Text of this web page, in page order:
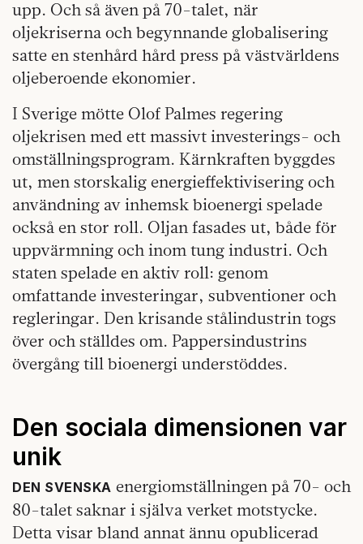
upp. Och så även på 70-talet, när
oljekriserna och begynnande globalisering
satte en stenhård hård press på västvärldens
oljeberoende ekonomier.
I Sverige mötte Olof Palmes regering
oljekrisen med ett massivt investerings- och
omställningsprogram. Kärnkraften byggdes
ut, men storskalig energieffektivisering och
användning av inhemsk bioenergi spelade
också en stor roll. Oljan fasades ut, både för
uppvärmning och inom tung industri. Och
staten spelade en aktiv roll: genom
omfattande investeringar, subventioner och
regleringar. Den krisande stålindustrin togs
över och ställdes om. Pappersindustrins
övergång till bioenergi understöddes.
Den sociala dimensionen var
unik
DEN SVENSKA energiomställningen på 70- och
80-talet saknar i själva verket motstycke.
Detta visar bland annat ännu opublicerad